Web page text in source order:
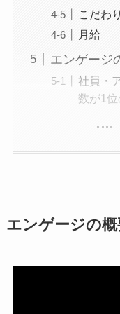
こだわ
月給
エンゲージ
社員・
数が1
エンゲージの概